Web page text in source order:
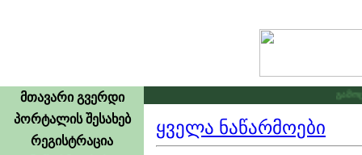
მთავარი გვერდი
პორტალის შესახებ
რეგისტრაცია
ყველა ნაწარმოები